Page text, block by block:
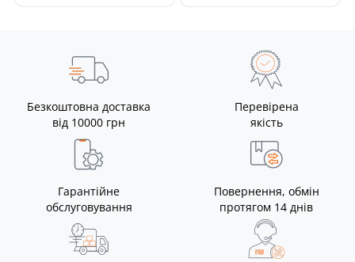
Безкоштовна доставка
від 10000 грн
Перевірена
якість
Гарантійне
обслуговування
Повернення, обмін
протягом 14 днів